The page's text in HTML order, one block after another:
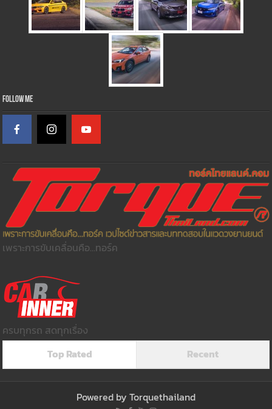
Follow Me
เพราะการขับเคลื่อนคือ...ทอร์ค
ครบทุกรถ สดทุกเรื่อง
Top Rated
Recent
Powered by Torquethailand